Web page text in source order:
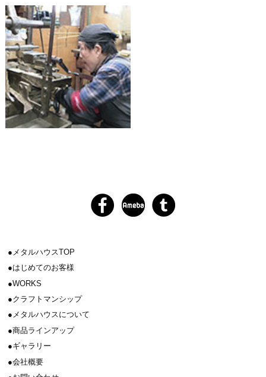
メタルハウスTOP
はじめてのお客様
WORKS
クラフトマンシップ
メタルハウスについて
商品ラインアップ
ギャラリー
会社概要